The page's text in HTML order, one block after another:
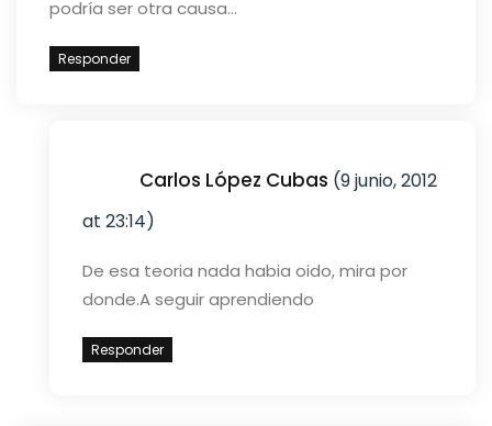
podría ser otra causa…
Responder
Carlos López Cubas (9 junio, 2012
at 23:14)
De esa teoria nada habia oido, mira por
donde.A seguir aprendiendo
Responder